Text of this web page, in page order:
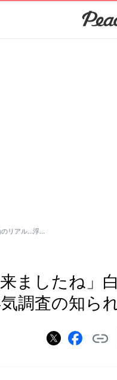
のリアル…浮…
ましたね」
調査の知ら